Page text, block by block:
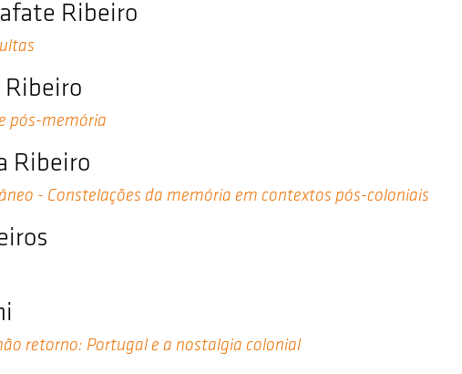
Ribeiro
pós-memória
Ribeiro
- Constelações da memória em contextos pós-coloniais
retorno: Portugal e a nostalgia colonial